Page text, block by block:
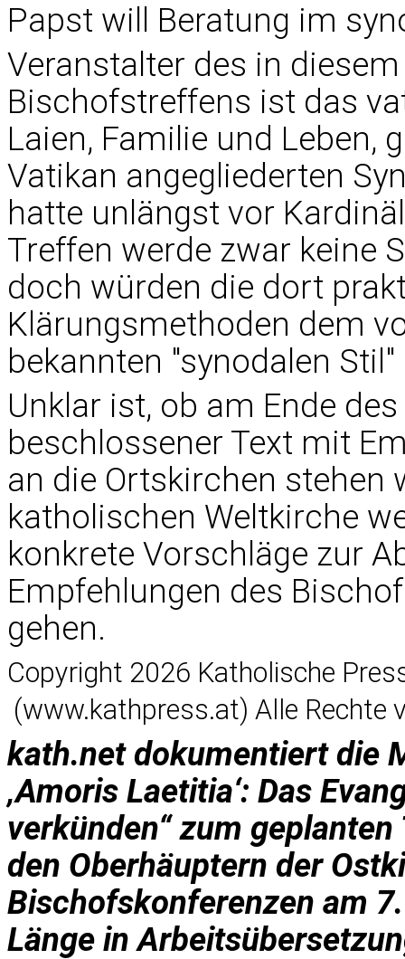
Papst will Beratung im
Veranstalter des in
Bischofstreffens ist das
Laien, Familie und Leben,
Vatikan angegliederten
hatte unlängst vor
Treffen werde zwar keine
doch würden die dort
Klärungsmethoden dem
bekannten "synodalen
Unklar ist, ob am Ende
beschlossener Text mit
an die Ortskirchen stehen
katholischen Weltkirche
konkrete Vorschläge zur
Empfehlungen des
gehen.
Copyright 2026 Katholische
(www.kathpress.at) Alle Rechte
kath.net dokumentiert die
‚Amoris Laetitia‘: Das
verkünden“ zum
den Oberhäuptern der
Bischofskonferenzen am
Länge in